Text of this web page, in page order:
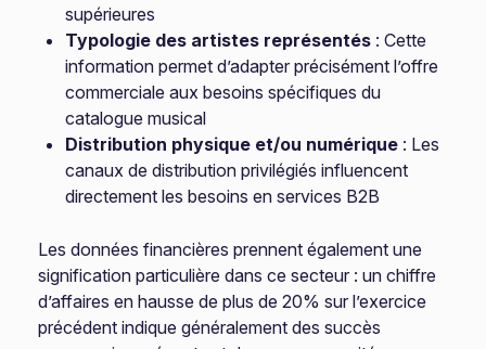
supérieures
Typologie des artistes représentés : Cette
information permet d’adapter précisément l’offre
commerciale aux besoins spécifiques du
catalogue musical
Distribution physique et/ou numérique : Les
canaux de distribution privilégiés influencent
directement les besoins en services B2B
Les données financières prennent également une
signification particulière dans ce secteur : un chiffre
d’affaires en hausse de plus de 20% sur l’exercice
précédent indique généralement des succès